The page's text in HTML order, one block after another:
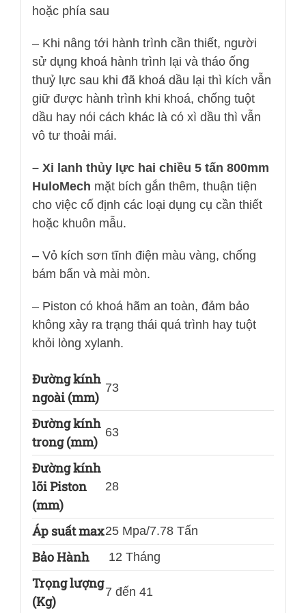
hoặc phía sau
– Khi nâng tới hành trình cần thiết, người
sử dụng khoá hành trình lại và tháo ống
thuỷ lực sau khi đã khoá dầu lại thì kích vẫn
giữ được hành trình khi khoá, chống tuột
dầu hay nói cách khác là có xì dầu thì vẫn
vô tư thoải mái.
– Xi lanh thủy lực hai chiều 5 tấn 800mm
HuloMech mặt bích gắn thêm, thuận tiện
cho việc cố định các loại dụng cụ cần thiết
hoặc khuôn mẫu.
– Vỏ kích sơn tĩnh điện màu vàng, chống
bám bẩn và mài mòn.
– Piston có khoá hãm an toàn, đảm bảo
không xảy ra trạng thái quá trình hay tuột
khỏi lòng xylanh.
Đường kính
ngoài (mm)
73
Đường kính
trong (mm)
63
Đường kính
lõi Piston
(mm)
28
Áp suất max25 Mpa/7.78 Tấn
Bảo Hành 12 Tháng
Trọng lượng
(Kg)
7 đến 41